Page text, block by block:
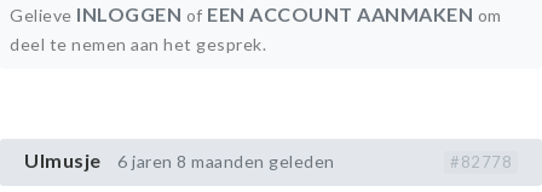
Gelieve INLOGGEN of EEN ACCOUNT AANMAKEN om
deel te nemen aan het gesprek.
Ulmusje 6 jaren 8 maanden geleden #82778